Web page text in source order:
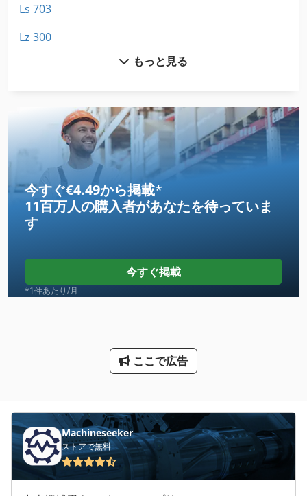
Ls 703
Lz 300
Ra 630
Rlu 210
Sem London
その他
クランプ ロッド トラック
クレーン レール
クローラー クレーン
レッカー車
ロボットセル
ローラー ラック
もっと見る
今すぐ€4.49から掲載*
11百万人の購入者があなたを待っていま
す
今すぐ掲載
*1件あたり/月
ここで広告
Machineseeker
ストアで無料